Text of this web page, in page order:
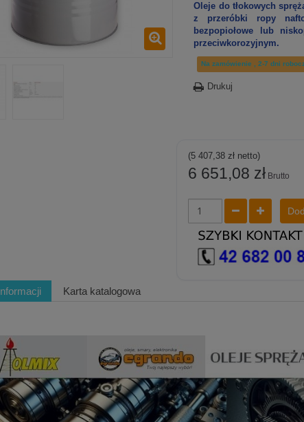
Oleje do tłokowych
z przeróbki ropy
bezpopiołowe lub
przeciwkorozyjnym.
Na zamówienie , 2-7 dni
Drukuj
(5 407,38 zł netto)
6 651,08 złBrutto
Karta katalogowa